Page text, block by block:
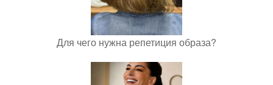
Для чего нужна репетиция образа?